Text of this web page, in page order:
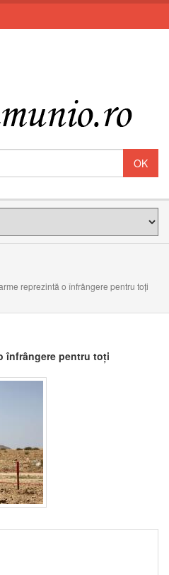
reprezintă o înfrângere pentru toți
înfrângere pentru toți